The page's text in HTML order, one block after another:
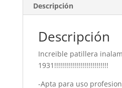
Descripción
Descripción
Increible patillera
1931!!!!!!!!!!!!!!!!!!!!!!!!!!!
-Apta para uso